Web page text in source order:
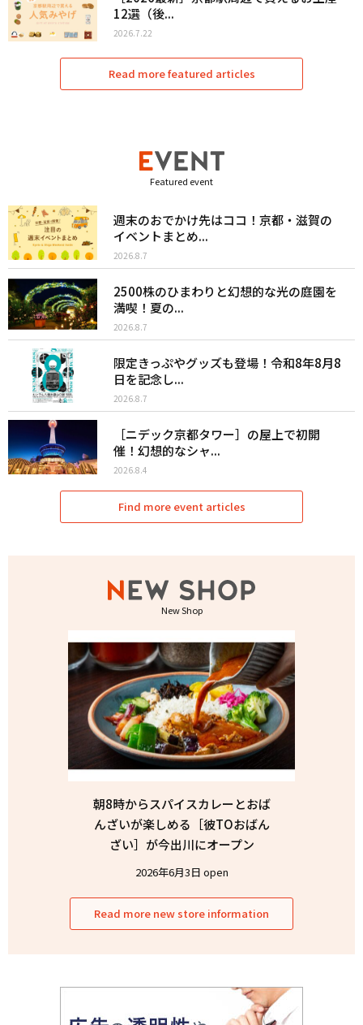
12選（後...
2026.7.22
Read more featured articles
Featured event
週末のおでかけ先はココ！京都・滋賀の
イベントまとめ...
2026.8.7
2500株のひまわりと幻想的な光の庭園を
満喫！夏の...
2026.8.7
限定きっぷやグッズも登場！令和8年8月8
日を記念し...
2026.8.7
［ニデック京都タワー］の屋上で初開
催！幻想的なシャ...
2026.8.4
Find more event articles
New Shop
朝8時からスパイスカレーとおば
んざいが楽しめる［彼TOおばん
ざい］が今出川にオープン
2026年6月3日 open
Read more new store information